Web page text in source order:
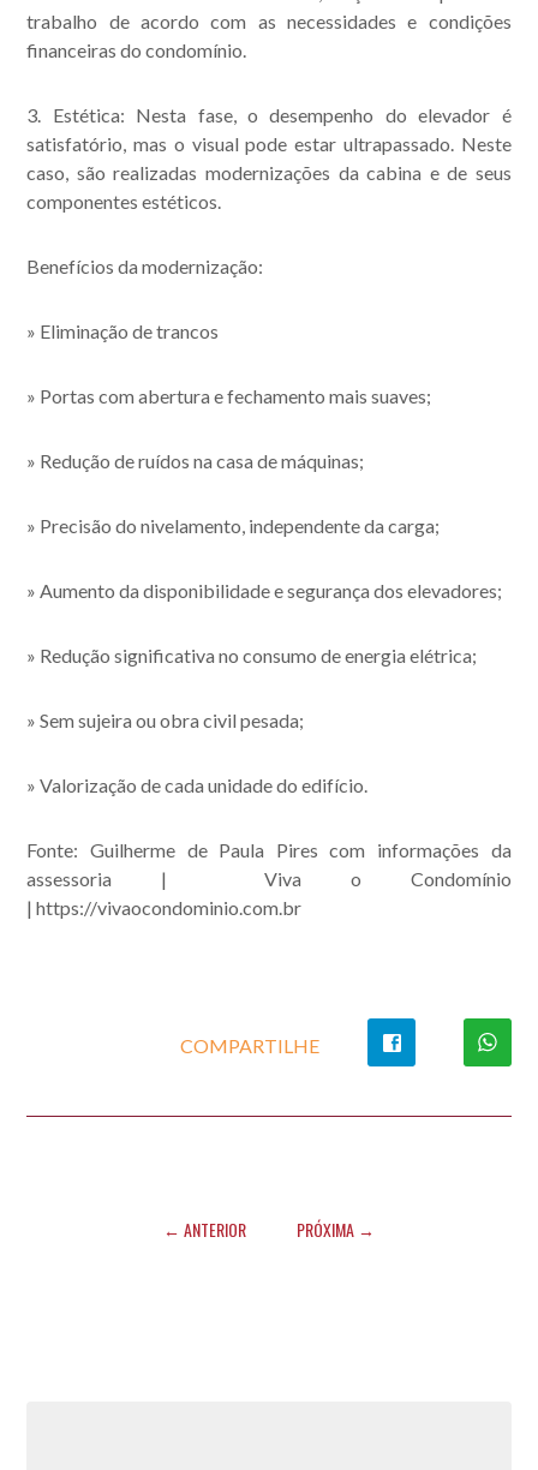
trabalho de acordo com as necessidades e condições
financeiras do condomínio.
3. Estética: Nesta fase, o desempenho do elevador é
satisfatório, mas o visual pode estar ultrapassado. Neste
caso, são realizadas modernizações da cabina e de seus
componentes estéticos.
Benefícios da modernização:
» Eliminação de trancos
» Portas com abertura e fechamento mais suaves;
» Redução de ruídos na casa de máquinas;
» Precisão do nivelamento, independente da carga;
» Aumento da disponibilidade e segurança dos elevadores;
» Redução significativa no consumo de energia elétrica;
» Sem sujeira ou obra civil pesada;
» Valorização de cada unidade do edifício.
Fonte: Guilherme de Paula Pires com informações da
assessoria | Viva o Condomínio
| https://vivaocondominio.com.br
COMPARTILHE
← ANTERIOR PRÓXIMA →